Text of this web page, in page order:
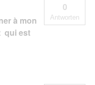
à mon
qui est
0
Antworten